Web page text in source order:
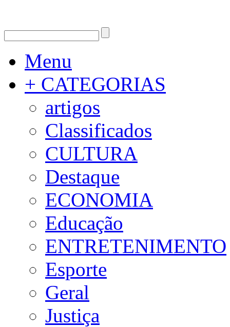
Menu
+ CATEGORIAS
artigos
Classificados
CULTURA
Destaque
ECONOMIA
Educação
ENTRETENIMENTO
Esporte
Geral
Justiça